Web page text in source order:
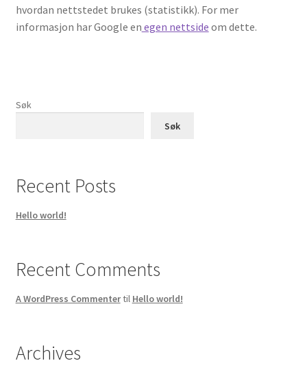
hvordan nettstedet brukes (statistikk). For mer
informasjon har Google en egen nettside om dette.
Søk
Søk
Recent Posts
Hello world!
Recent Comments
A WordPress Commentertil Hello world!
Archives